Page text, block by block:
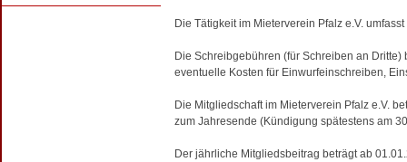
Die Tätigkeit im Mieterverein Pfalz e.V.
Die Schreibgebühren (für Schreiben an
eventuelle Kosten für Einwurfeinschreiben,
Die Mitgliedschaft im Mieterverein Pfalz e.V.
zum Jahresende (Kündigung spätestens am
Der jährliche Mitgliedsbeitrag beträgt ab